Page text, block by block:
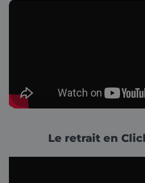
Le retrait en